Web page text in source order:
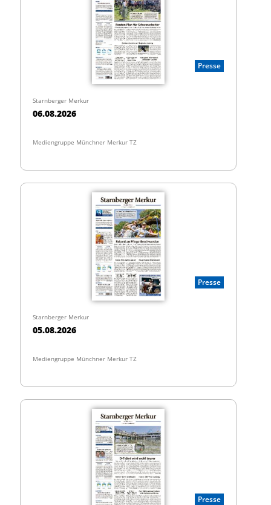
Presse
Starnberger Merkur
06.08.2026
Mediengruppe Münchner Merkur TZ
Presse
Starnberger Merkur
05.08.2026
Mediengruppe Münchner Merkur TZ
Presse